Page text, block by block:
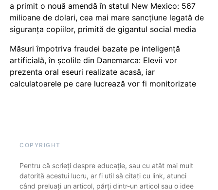
a primit o nouă amendă în statul New Mexico: 567
milioane de dolari, cea mai mare sancțiune legată de
siguranța copiilor, primită de gigantul social media
Măsuri împotriva fraudei bazate pe inteligență
artificială, în școlile din Danemarca: Elevii vor
prezenta oral eseuri realizate acasă, iar
calculatoarele pe care lucrează vor fi monitorizate
COPYRIGHT
Pentru că scrieți despre educație, sau cu atât mai mult
datorită acestui lucru, ar fi util să citați cu link, atunci
când preluați un articol, părți dintr-un articol sau o idee